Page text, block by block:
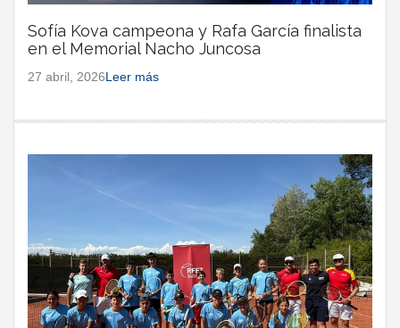
Sofía Kova campeona y Rafa García finalista
en el Memorial Nacho Juncosa
27 abril, 2026Leer más